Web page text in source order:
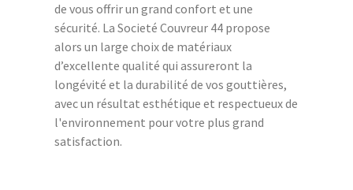
de vous offrir un grand confort et une
sécurité. La Societé Couvreur 44 propose
alors un large choix de matériaux
d’excellente qualité qui assureront la
longévité et la durabilité de vos gouttières,
avec un résultat esthétique et respectueux de
l'environnement pour votre plus grand
satisfaction.